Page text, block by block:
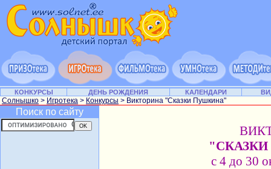
КОНКУРСЫ ДЕНЬ РОЖДЕНИЯ КАЛЕНДАРИ
Солнышко > Игротека > Конкурсы > Викторина "Сказки Пушкина"
Поиск по сайту
с 4 до 30